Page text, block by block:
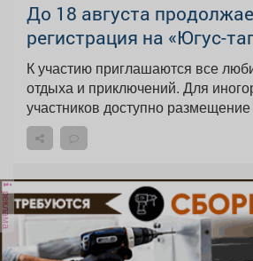
До 18 августа
регистрация на «Югус-
К участию приглашаются все
отдыха и приключений. Для
участников доступно размещение
реклама